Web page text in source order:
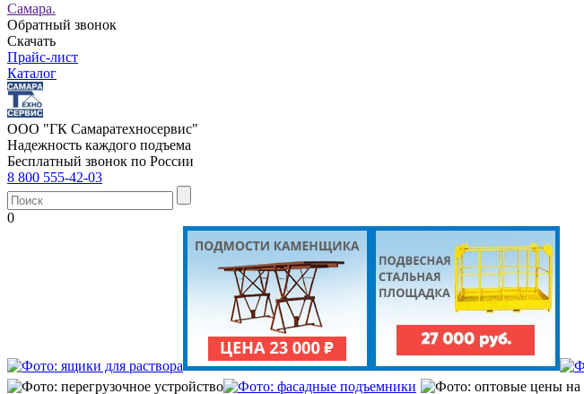
Самара.
Обратный звонок
Скачать
Прайс-лист
Каталог
ООО "ГК Самаратехносервис"
Надежность каждого подъема
Бесплатный звонок по России
8 800 555-42-03
0